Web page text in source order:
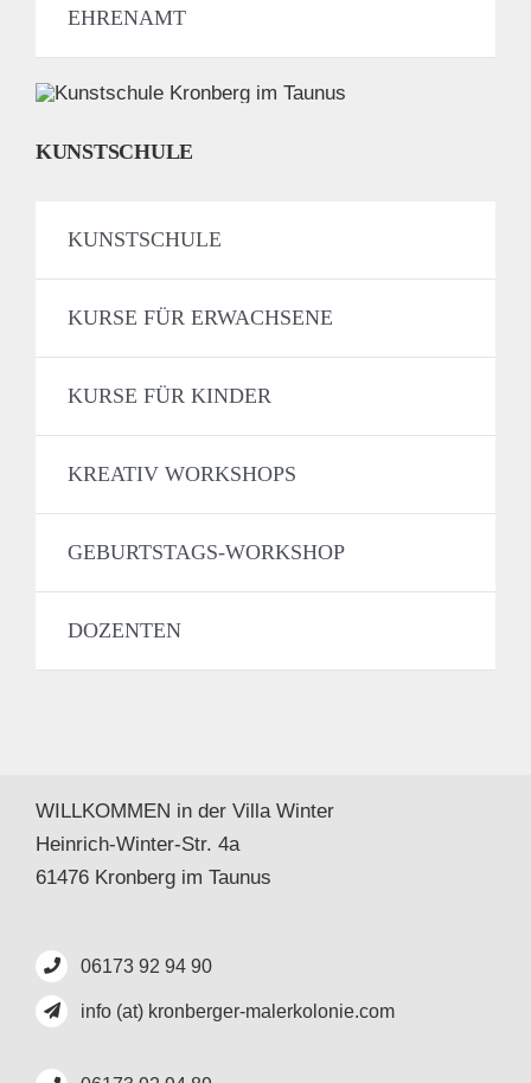
EHRENAMT
KUNSTSCHULE
KUNSTSCHULE
KURSE FÜR ERWACHSENE
KURSE FÜR KINDER
KREATIV WORKSHOPS
GEBURTSTAGS-WORKSHOP
DOZENTEN
WILLKOMMEN in der Villa Winter
Heinrich-Winter-Str. 4a
61476 Kronberg im Taunus
06173 92 94 90
info (at) kronberger-malerkolonie.com